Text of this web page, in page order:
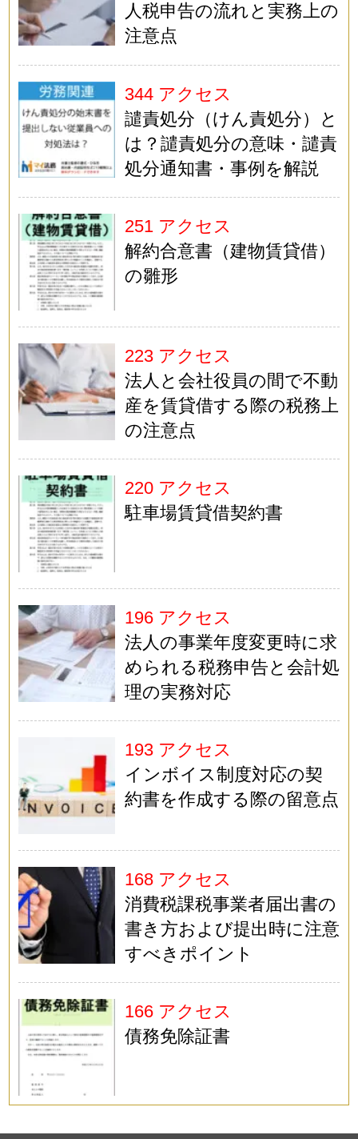
人税申告の流れと実務上の
注意点
344 アクセス
譴責処分（けん責処分）と
は？譴責処分の意味・譴責
処分通知書・事例を解説
251 アクセス
解約合意書（建物賃貸借）
の雛形
223 アクセス
法人と会社役員の間で不動
産を賃貸借する際の税務上
の注意点
220 アクセス
駐車場賃貸借契約書
196 アクセス
法人の事業年度変更時に求
められる税務申告と会計処
理の実務対応
193 アクセス
インボイス制度対応の契
約書を作成する際の留意点
168 アクセス
消費税課税事業者届出書の
書き方および提出時に注意
すべきポイント
166 アクセス
債務免除証書